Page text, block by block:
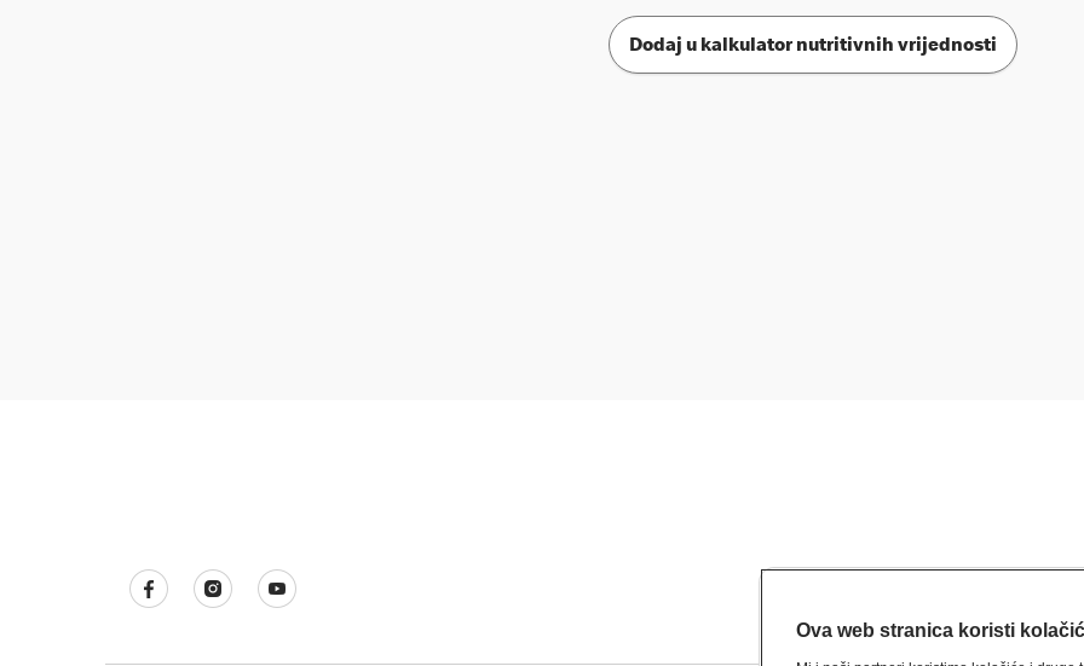
Dodaj u kalkulator nutritivnih vrijednosti
Ova web stranica koristi